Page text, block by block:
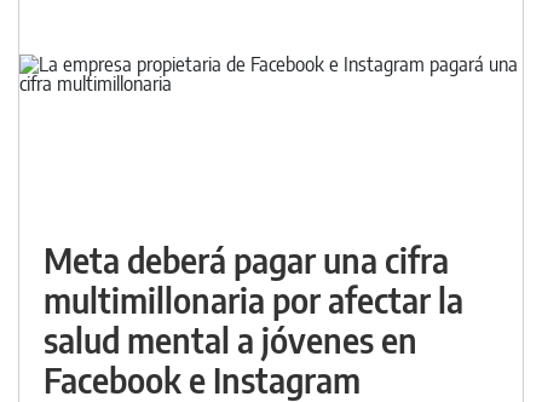
Meta deberá pagar una cifra
multimillonaria por afectar la
salud mental a jóvenes en
Facebook e Instagram